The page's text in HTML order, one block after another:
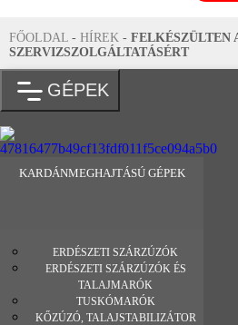
FŐOLDAL - HÍREK - FELKÉSZÜLTEN
SZERVIZSZOLGÁLTATÁSÉRT
GÉPEK
KARDÁNMEGHAJTÁSÚ GÉPEK
ERDÉSZETI SZÁRZÚZÓK
ERDÉSZETI SZÁRZÚZÓK ÉS
TALAJMARÓK
TUSKÓMARÓK
KŐZÚZÓ, TALAJSTABILIZÁTOR